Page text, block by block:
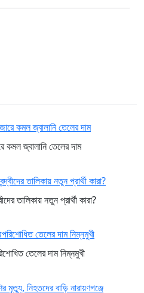
কমল জ্বালানি তেলের দাম
তালিকায় নতুন প্রার্থী কারা?
তেলের দাম নিম্নমুখী